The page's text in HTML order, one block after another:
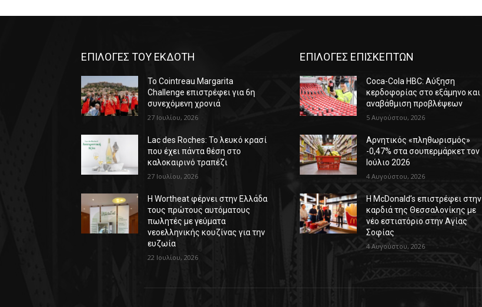
ΕΠΙΛΟΓΕΣ ΤΟΥ ΕΚΔΟΤΗ
Το Cointreau Margarita
Challenge επιστρέφει για 6η
συνεχόμενη χρονιά
27 Ιουλίου, 2026
Lac des Roches: Το λευκό κρασί
που έχει πάντα θέση στο
καλοκαιρινό τραπέζι
27 Ιουλίου, 2026
Η Wortheat φέρνει στην Ελλάδα
τους πρώτους αυτόματους
πωλητές με γεύματα
νεοελληνικής κουζίνας για την
ευζωία
22 Ιουλίου, 2026
ΕΠΙΛΟΓΕΣ ΕΠΙΣΚΕΠΤΩΝ
Coca-Cola HBC: Αύξηση
κερδοφορίας στο εξάμηνο και
αναβάθμιση προβλέψεων
5 Αυγούστου, 2026
Αρνητικός «πληθωρισμός»
-0,47% στα σουπερμάρκετ τον
Ιούλιο 2026
4 Αυγούστου, 2026
Η McDonald’s επιστρέφει στην
καρδιά της Θεσσαλονίκης με
νέο εστιατόριο στην Αγίας
Σοφίας
4 Αυγούστου, 2026